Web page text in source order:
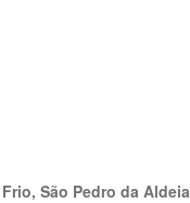
São Pedro da Aldeia